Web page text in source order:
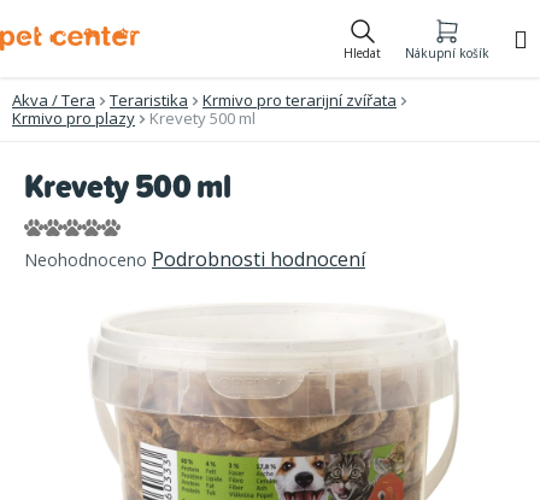
na
Hledat Nákupní košík
Akva / Tera Teraristika
Krmivo pro terarijní zvířata
Krmivo pro plazy
Krevety 500 ml
Krevety 500 ml
Průměrné
hodnocení
hvězdiček.
Neohodnoceno Podrobnosti hodnocení